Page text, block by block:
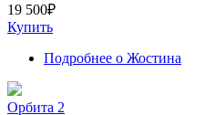
19 500₽
Купить
Подробнее о Жостина
Орбита 2